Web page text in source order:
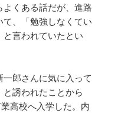
くある話だが、進路
、「勉強しなくてい
言われていたとい
郎さんに気に入って
誘われたことから
高校へ入学した。内